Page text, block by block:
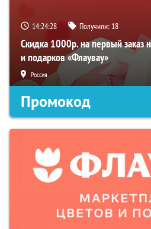
14:24:27 Получили: 18
Скидка 1000р. на первый заказ
и подарков «Флаувау»
Россия
Промокод